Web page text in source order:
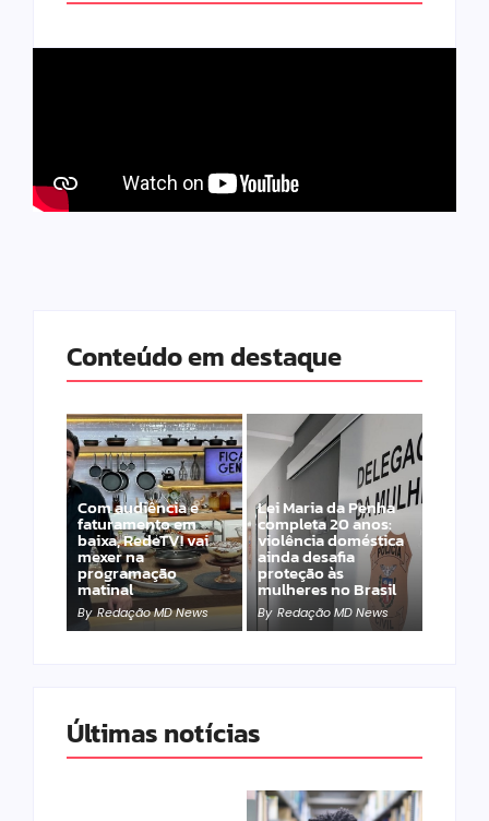
Conteúdo em destaque
Com audiência e
faturamento em
baixa, RedeTV! vai
mexer na
programação
matinal
By Redação MD News
Lei Maria da Penha
completa 20 anos:
violência doméstica
ainda desafia
proteção às
mulheres no Brasil
By Redação MD News
Últimas notícias